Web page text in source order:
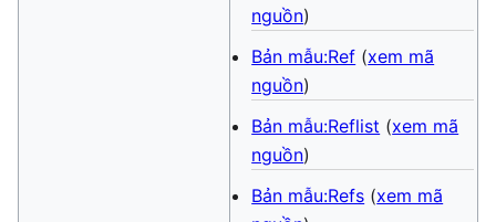
nguồn)
Bản mẫu:Ref (xem mã
nguồn)
Bản mẫu:Reflist (xem mã
nguồn)
Bản mẫu:Refs (xem mã